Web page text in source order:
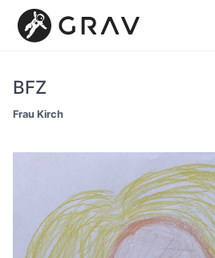
BFZ
Frau Kirch